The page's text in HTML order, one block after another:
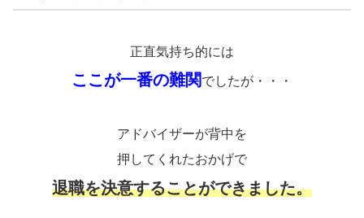
正直気持ち的には
ここが一番の難関でしたが・・・
アドバイザーが背中を
押してくれたおかげで
退職を決意することができました。